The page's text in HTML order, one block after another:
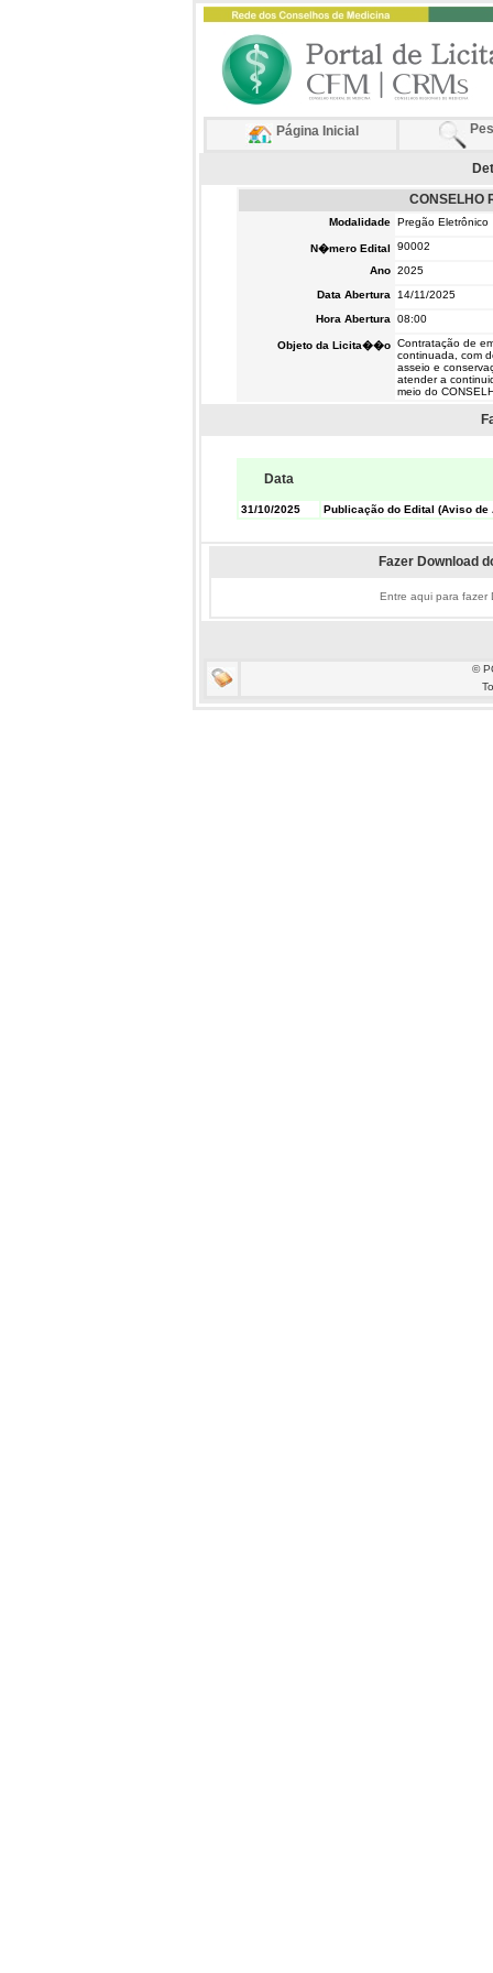
Página Inicial
CONSELHO
Modalidade Pregão Eletrônico
N�mero Edital
90002
Ano 2025
Data Abertura
14/11/2025
Hora Abertura
08:00
Objeto da Licita��o Contratação de
continuada, com
asseio e
atender a
meio do
Data
31/10/2025 Publicação do Edital (Aviso de
Fazer Download
Entre aqui para fazer
©